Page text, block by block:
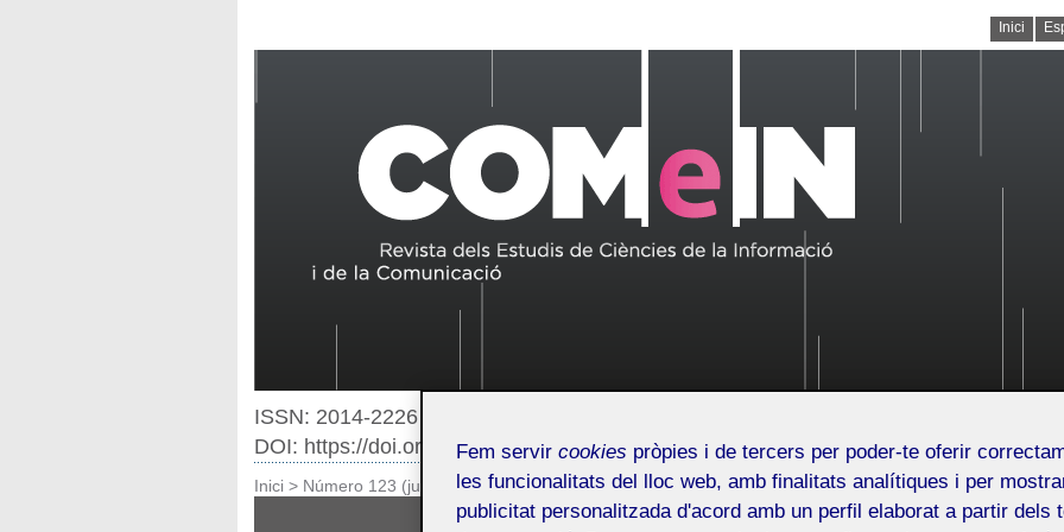
Inici
ISSN: 2014-2226
DOI: https://doi.org/10.7238/issn.2014-2226
Inici > Número 123 (juliol 2022)
Línia editorial Qui som Números publicats
Fem servir cookies pròpies i de tercers per poder-te oferir
les funcionalitats del lloc web, amb finalitats analítiques i per
publicitat personalitzada d'acord amb un perfil elaborat a partir dels